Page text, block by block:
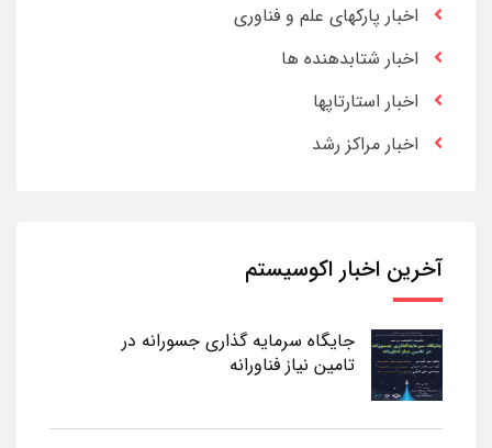
اخبار پارکهای علم و فناوری
اخبار شتابدهنده ها
اخبار استارتاپها
اخبار مراکز رشد
آخرین اخبار اکوسیستم
جایگاه سرمایه گذاری جسورانه در
تامین نیاز فناورانه